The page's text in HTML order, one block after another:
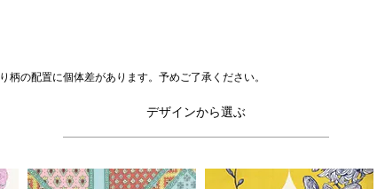
柄の配置に個体差があります。予めご了承ください。
デザインから選ぶ